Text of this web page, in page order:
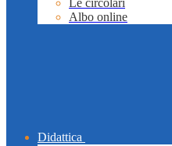
Le circolari
Albo online
Didattica